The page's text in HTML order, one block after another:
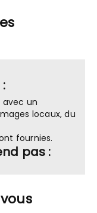
avec un
locaux, du
fournies.
pas :